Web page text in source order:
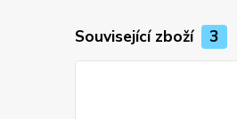
Související zboží 3